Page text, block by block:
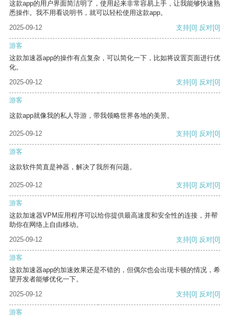
这款app的用户界面简洁明了，使用起来非常容易上手，让我能够快速熟
悉操作。我不用看说明书，就可以轻松使用这款app。
2025-09-12
支持[0] 反对[0]
游客
这款加速器app的操作有点复杂，可以简化一下，比如将设置页面进行优
化。
2025-09-12
支持[0] 反对[0]
游客
这款app就像我的私人导游，带我领略世界各地的美景。
2025-09-12 支持[0] 反对[0]
游客
这款软件简直是神器，解决了我所有问题。
2025-09-12 支持[0] 反对[0]
游客
这款加速器VPM应用程序可以给你提供最高速度和安全性的连接，并帮
助你在网络上自由移动。
2025-09-12
支持[0] 反对[0]
游客
这款加速器app的加速效果还是不错的，但偶尔也会出现卡顿的情况，希
望开发者能够优化一下。
2025-09-12
支持[0] 反对[0]
游客